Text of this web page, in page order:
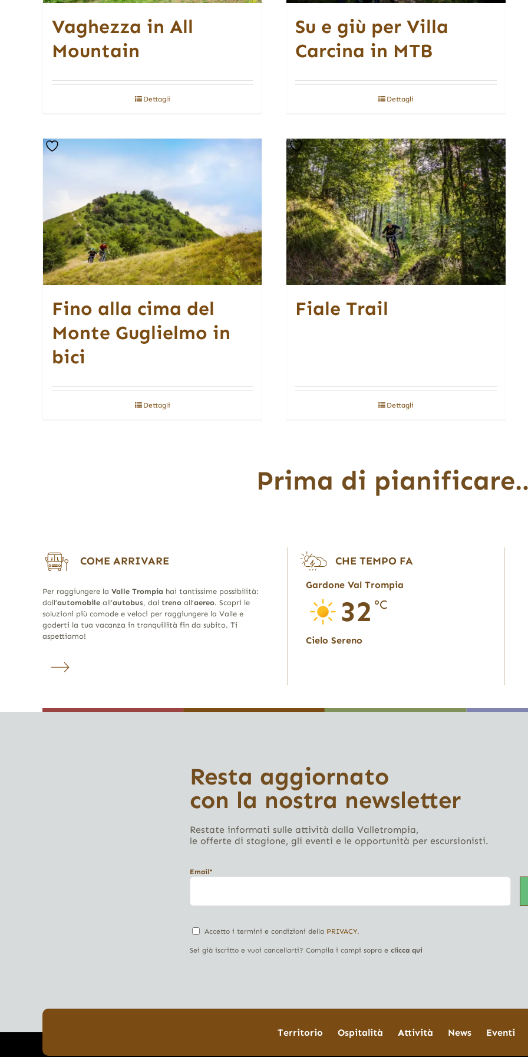
Vaghezza in All
Mountain
Dettagli
Su e giù per Villa
Carcina in MTB
Dettagli
Fino alla cima del
Monte Guglielmo in
bici
Dettagli
Fiale Trail
Dettagli
Prima di
COME ARRIVARE
Per raggiungere la Valle Trompia hai tantissime possibilità:
dall’automobileall’autobus, dal trenoall’aereo. Scopri le
soluzioni più comode e veloci per raggiungere la Valle e
goderti la tua vacanza in tranquillità fin da subito. Ti
aspettiamo!
CHE TEMPO FA
Gardone Val Trompia
32 °C
Cielo Sereno
Resta aggiornato
con la nostra newsletter
Restate informati sulle attività dalla Valletrompia,
le offerte di stagione, gli eventi e le opportunità per escursionisti.
Email*
Accetto i termini e condizioni della PRIVACY.
Sei già iscritto e vuoi cancellarti? Compila i campi sopra e clicca qui
Territorio Ospitalità Attività News Eventi